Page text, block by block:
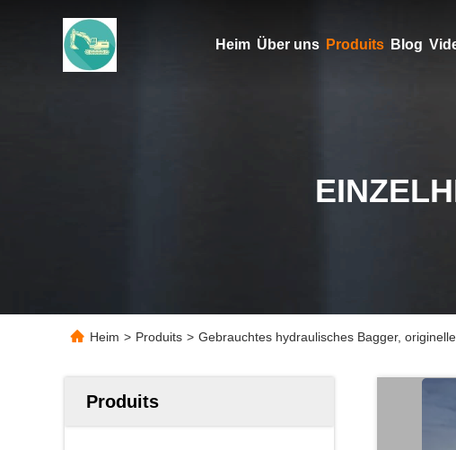
Heim Über uns Produits Blog
Heim > Produits > Gebrauchtes hydraulisches Bagger,
Produits